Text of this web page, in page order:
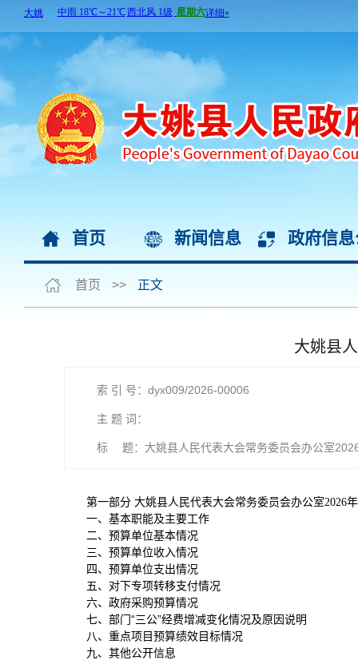
首页 新闻信息 政府信
首页 >> 正文
大姚县
索 引 号：dyx009/2026-00006
主 题 词：
标 题：大姚县人民代表大会常务委员会办公室
第一部分 大姚县人民代表大会常务委员会办公室2026
一、基本职能及主要工作
二、预算单位基本情况
三、预算单位收入情况
四、预算单位支出情况
五、对下专项转移支付情况
六、政府采购预算情况
七、部门“三公”经费增减变化情况及原因说明
八、重点项目预算绩效目标情况
九、其他公开信息